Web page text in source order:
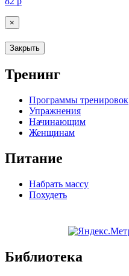
×
Закрыть
Тренинг
Программы тренировок
Упражнения
Начинающим
Женщинам
Питание
Набрать массу
Похудеть
Библиотека